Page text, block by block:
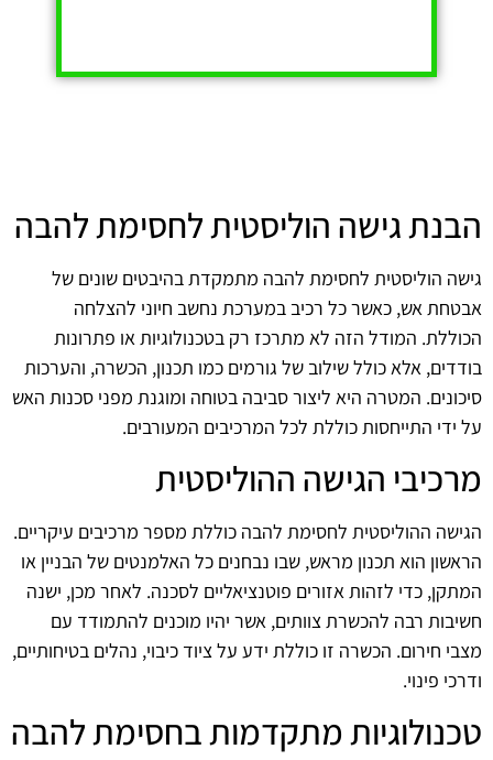
הבנת גישה הוליסטית לחסימת להבה
גישה הוליסטית לחסימת להבה מתמקדת בהיבטים שונים של
אבטחת אש, כאשר כל רכיב במערכת נחשב חיוני להצלחה
הכוללת. המודל הזה לא מתרכז רק בטכנולוגיות או פתרונות
בודדים, אלא כולל שילוב של גורמים כמו תכנון, הכשרה, והערכות
סיכונים. המטרה היא ליצור סביבה בטוחה ומוגנת מפני סכנות האש
על ידי התייחסות כוללת לכל המרכיבים המעורבים.
מרכיבי הגישה ההוליסטית
הגישה ההוליסטית לחסימת להבה כוללת מספר מרכיבים עיקריים.
הראשון הוא תכנון מראש, שבו נבחנים כל האלמנטים של הבניין או
המתקן, כדי לזהות אזורים פוטנציאליים לסכנה. לאחר מכן, ישנה
חשיבות רבה להכשרת צוותים, אשר יהיו מוכנים להתמודד עם
מצבי חירום. הכשרה זו כוללת ידע על ציוד כיבוי, נהלים בטיחותיים,
ודרכי פינוי.
טכנולוגיות מתקדמות בחסימת להבה